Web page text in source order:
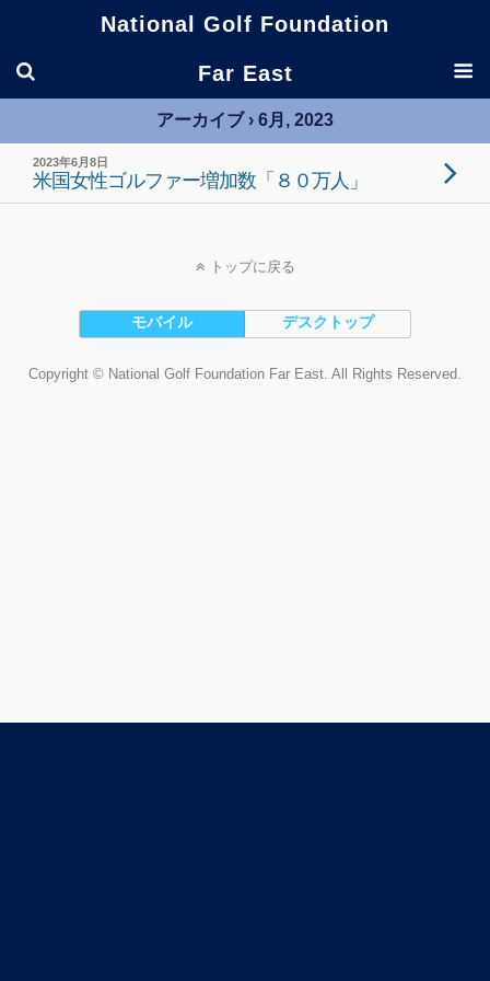
National Golf Foundation
Far East
アーカイブ › 6月, 2023
2023年6月8日
米国女性ゴルファー増加数「８０万人」
トップに戻る
モバイル デスクトップ
Copyright © National Golf Foundation Far East. All Rights Reserved.